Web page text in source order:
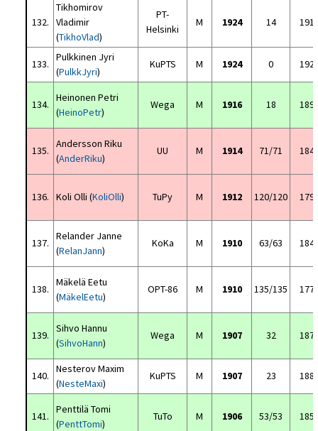
132.
Tikhomirov
Vladimir
(TikhoVlad)
PT-
Helsinki
M 1924 14
133.
Pulkkinen Jyri
(PulkkJyri)
KuPTS M 1924 0
134.
Heinonen Petri
(HeinoPetr)
Wega M 1916 18
135.
Andersson Riku
(AnderRiku)
UU M 1914 71/71
136. Koli Olli (KoliOlli) TuPy M 1912 120/120
137.
Relander Janne
(RelanJann)
KoKa M 1910 63/63
138.
Mäkelä Eetu
(MäkelEetu)
OPT-86 M 1910 135/135
139.
Sihvo Hannu
(SihvoHann)
Wega M 1907 32
140.
Nesterov Maxim
(NesteMaxi)
KuPTS M 1907 23
141.
Penttilä Tomi
(PenttTomi)
TuTo M 1906 53/53